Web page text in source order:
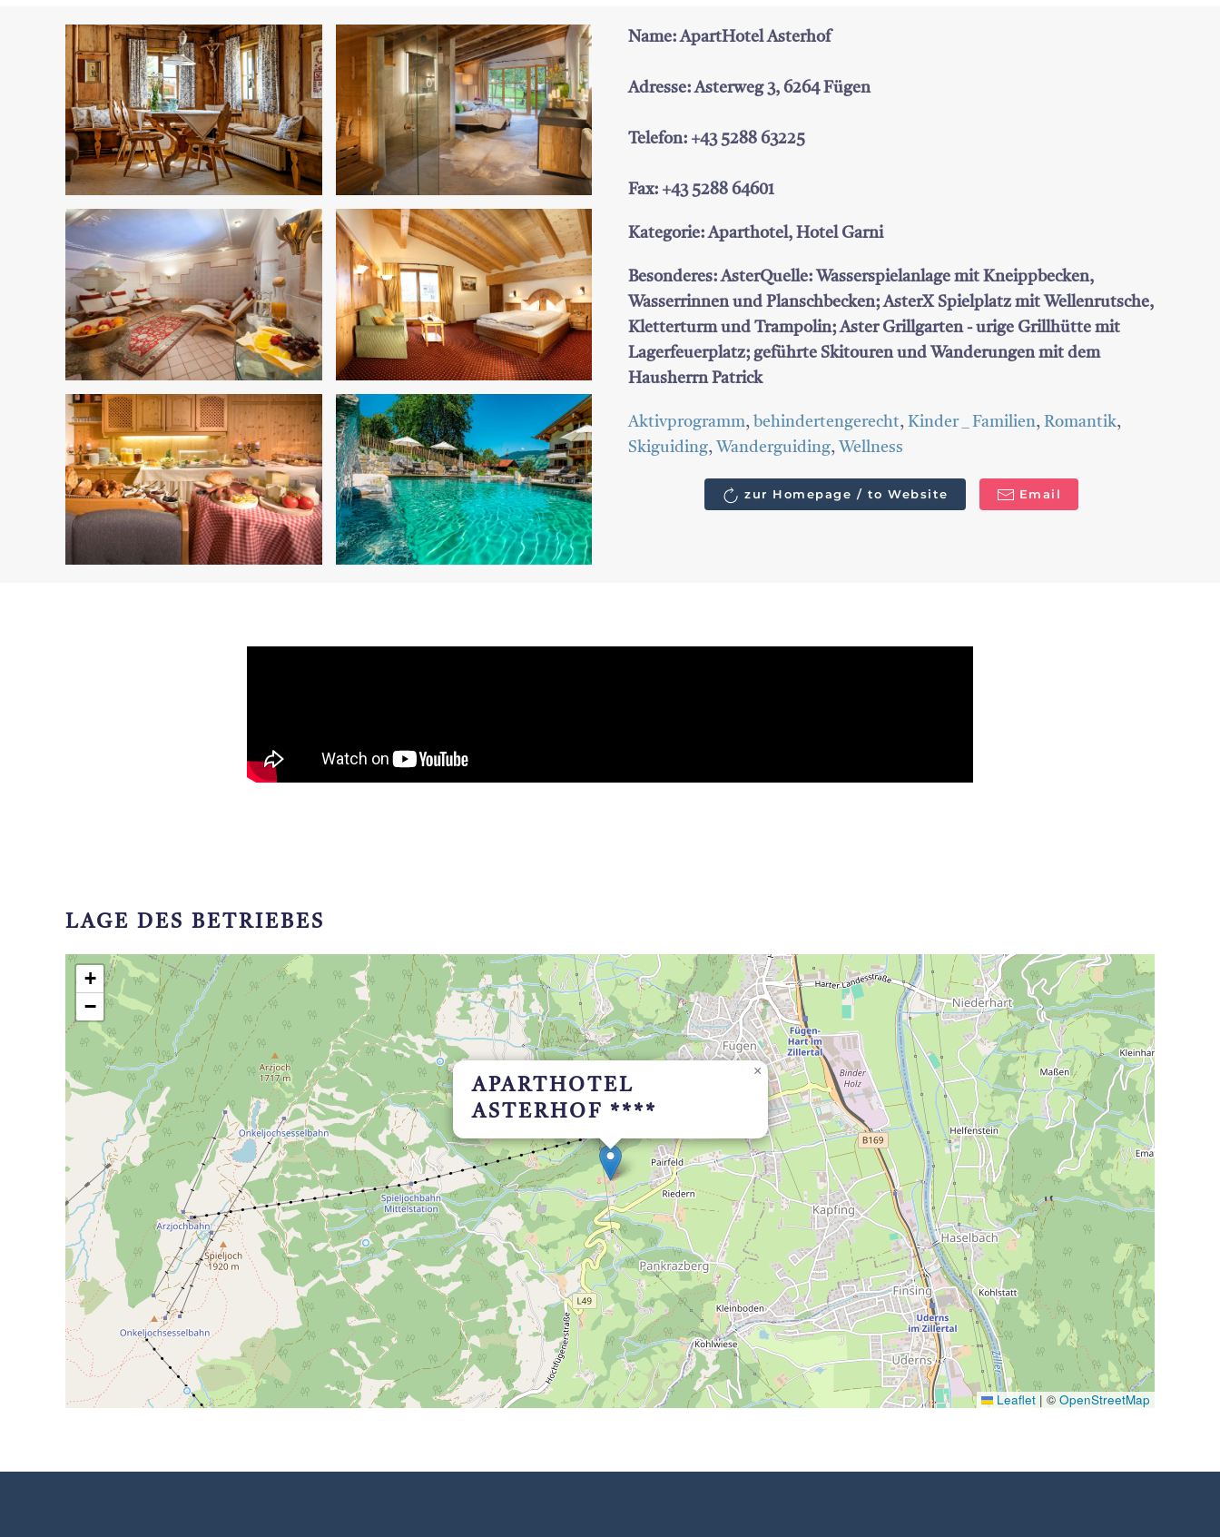
Name: ApartHotel Asterhof
Adresse: Asterweg 3, 6264 Fügen
Telefon: +43 5288 63225
Fax: +43 5288 64601
Kategorie: Aparthotel, Hotel Garni
Besonderes: AsterQuelle: Wasserspielanlage mit Kneippbecken,
Wasserrinnen und Planschbecken; AsterX Spielplatz mit Wellenrutsche,
Kletterturm und Trampolin; Aster Grillgarten - urige Grillhütte mit
Lagerfeuerplatz; geführte Skitouren und Wanderungen mit dem
Hausherrn Patrick
Aktivprogramm, behindertengerecht, Kinder _ Familien, Romantik,
Skiguiding, Wanderguiding, Wellness
zur Homepage / to Website Email
LAGE DES BETRIEBES
APARTHOTEL
ASTERHOF ****
×
+
−
Leaflet | © OpenStreetMap